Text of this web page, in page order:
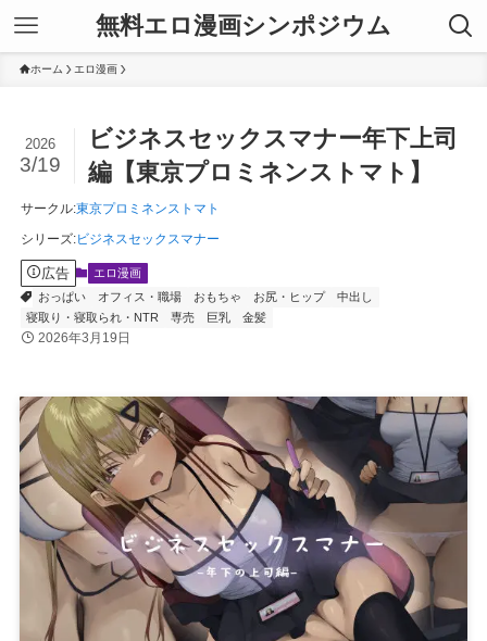
無料エロ漫画シンポジウム
ホーム エロ漫画
ビジネスセックスマナー年下上司
編【東京プロミネンストマト】
2026
3/19
サークル:東京プロミネンストマト
シリーズ:ビジネスセックスマナー
広告
エロ漫画
おっぱい
オフィス・職場 おもちゃ お尻・ヒップ
中出し
寝取り・寝取られ・NTR
専売 巨乳 金髪
2026年3月19日